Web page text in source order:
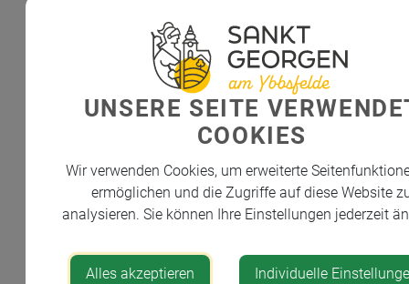
2026 Der Bürgermeister:
Haselsteiner e.h.
UNSERE SEITE
COOKIES
Wir verwenden Cookies, um erweiterte
ermöglichen und die Zugriffe auf diese Website
analysieren. Sie können Ihre Einstellungen jederzeit
Alles akzeptieren Individuelle